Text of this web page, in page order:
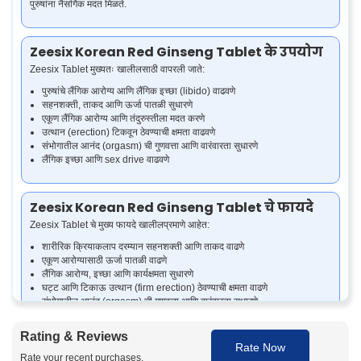
पुरुषांना नैसर्गिक मदत मिळते.
Zeesix Korean Red Ginseng Tablet के उपयोग
Zeesix Tablet मुख्यतः खालीलसाठी वापरली जाते:
पुरुषांचे लैंगिक आरोग्य आणि लैंगिक इच्छा (libido) वाढवणे
सहनशक्ती, ताकद आणि ऊर्जा पातळी सुधारणे
एकूण लैंगिक आरोग्य आणि तंदुरुस्तीला मदत करणे
उत्थान (erection) टिकवून ठेवण्याची क्षमता वाढवणे
संभोगातील आनंद (orgasm) ची गुणवत्ता आणि वारंवारता सुधारणे
लैंगिक इच्छा आणि sex drive वाढवणे
Zeesix Korean Red Ginseng Tablet चे फायदे
Zeesix Tablet चे मुख्य फायदे खालीलप्रमाणे आहेत:
शारीरिक क्रियाकलाप दरम्यान सहनशक्ती आणि ताकद वाढणे
एकूण आरोग्यासाठी ऊर्जा पातळी वाढणे
लैंगिक आरोग्य, इच्छा आणि कार्यक्षमता सुधारणे
घट्ट आणि टिकाऊ उत्थान (firm erection) ठेवण्याची क्षमता वाढणे
संभोगातील आनंद (orgasm) ची गुणवत्ता आणि वारंवारता सुधारणे
Rating & Reviews
Rate your recent purchases.
Rate Now